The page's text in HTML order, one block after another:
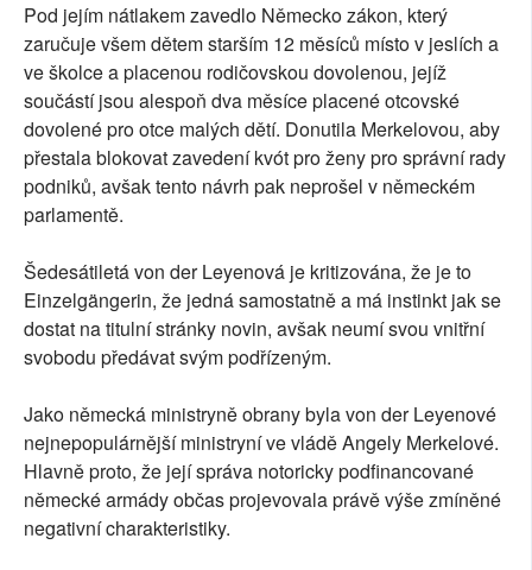
Pod jejím nátlakem zavedlo Německo zákon, který
zaručuje všem dětem starším 12 měsíců místo v jeslích a
ve školce a placenou rodičovskou dovolenou, jejíž
součástí jsou alespoň dva měsíce placené otcovské
dovolené pro otce malých dětí. Donutila Merkelovou, aby
přestala blokovat zavedení kvót pro ženy pro správní rady
podniků, avšak tento návrh pak neprošel v německém
parlamentě.
Šedesátiletá von der Leyenová je kritizována, že je to
Einzelgängerin, že jedná samostatně a má instinkt jak se
dostat na titulní stránky novin, avšak neumí svou vnitřní
svobodu předávat svým podřízeným.
Jako německá ministryně obrany byla von der Leyenové
nejnepopulárnější ministryní ve vládě Angely Merkelové.
Hlavně proto, že její správa notoricky podfinancované
německé armády občas projevovala právě výše zmíněné
negativní charakteristiky.